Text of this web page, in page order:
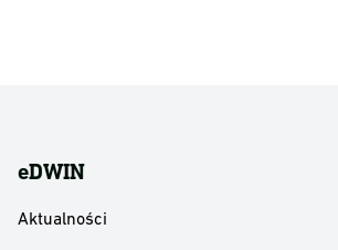
eDWIN
Aktualności